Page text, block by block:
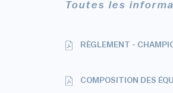
Toutes les
RÈGLEMENT -
COMPOSITION DES